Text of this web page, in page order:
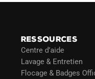
RESSOURCES
Centre d’aide
Lavage & Entretien
Flocage & Badges